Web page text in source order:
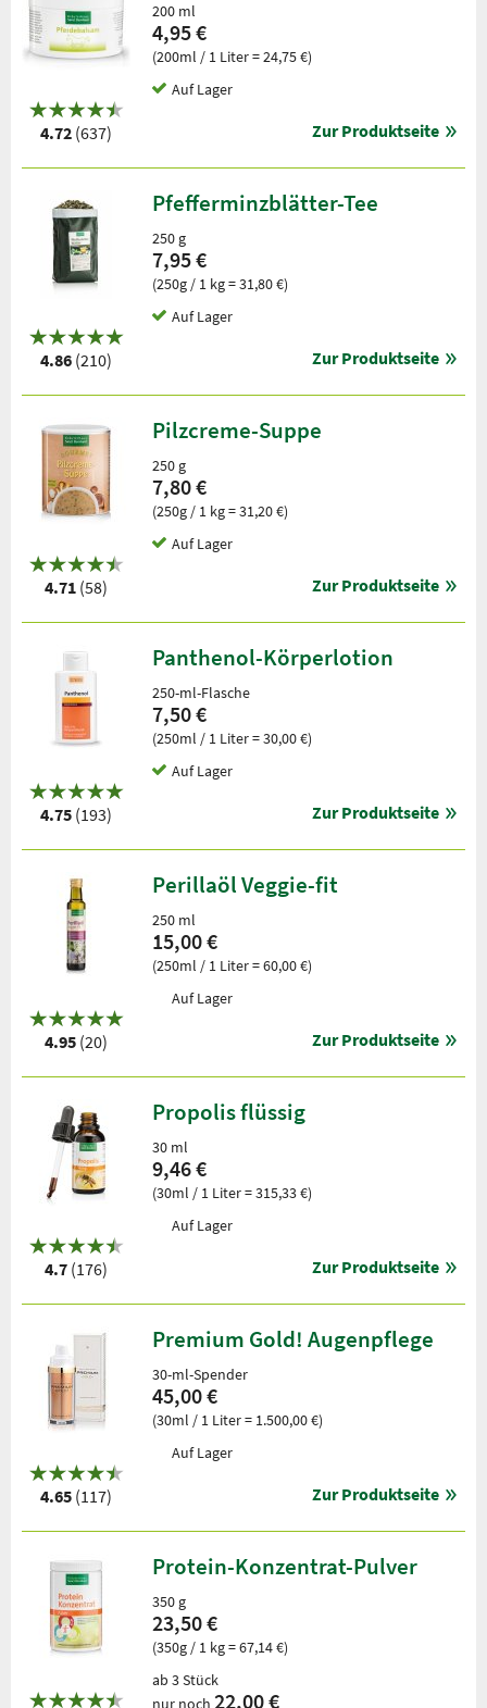
4.72 (637)
200 ml
4,95 €
(200ml / 1 Liter = 24,75 €)
Auf Lager
Zur Produktseite
4.86 (210)
Pfefferminzblätter-Tee
250 g
7,95 €
(250g / 1 kg = 31,80 €)
Auf Lager
Zur Produktseite
4.71 (58)
Pilzcreme-Suppe
250 g
7,80 €
(250g / 1 kg = 31,20 €)
Auf Lager
Zur Produktseite
4.75 (193)
Panthenol-Körperlotion
250-ml-Flasche
7,50 €
(250ml / 1 Liter = 30,00 €)
Auf Lager
Zur Produktseite
4.95 (20)
Perillaöl Veggie-fit
250 ml
15,00 €
(250ml / 1 Liter = 60,00 €)
Auf Lager
Zur Produktseite
4.7 (176)
Propolis flüssig
30 ml
9,46 €
(30ml / 1 Liter = 315,33 €)
Auf Lager
Zur Produktseite
4.65 (117)
Premium Gold! Augenpflege
30-ml-Spender
45,00 €
(30ml / 1 Liter = 1.500,00 €)
Auf Lager
Zur Produktseite
Protein-Konzentrat-Pulver
350 g
23,50 €
(350g / 1 kg = 67,14 €)
ab 3 Stück
nur noch 22,00 €